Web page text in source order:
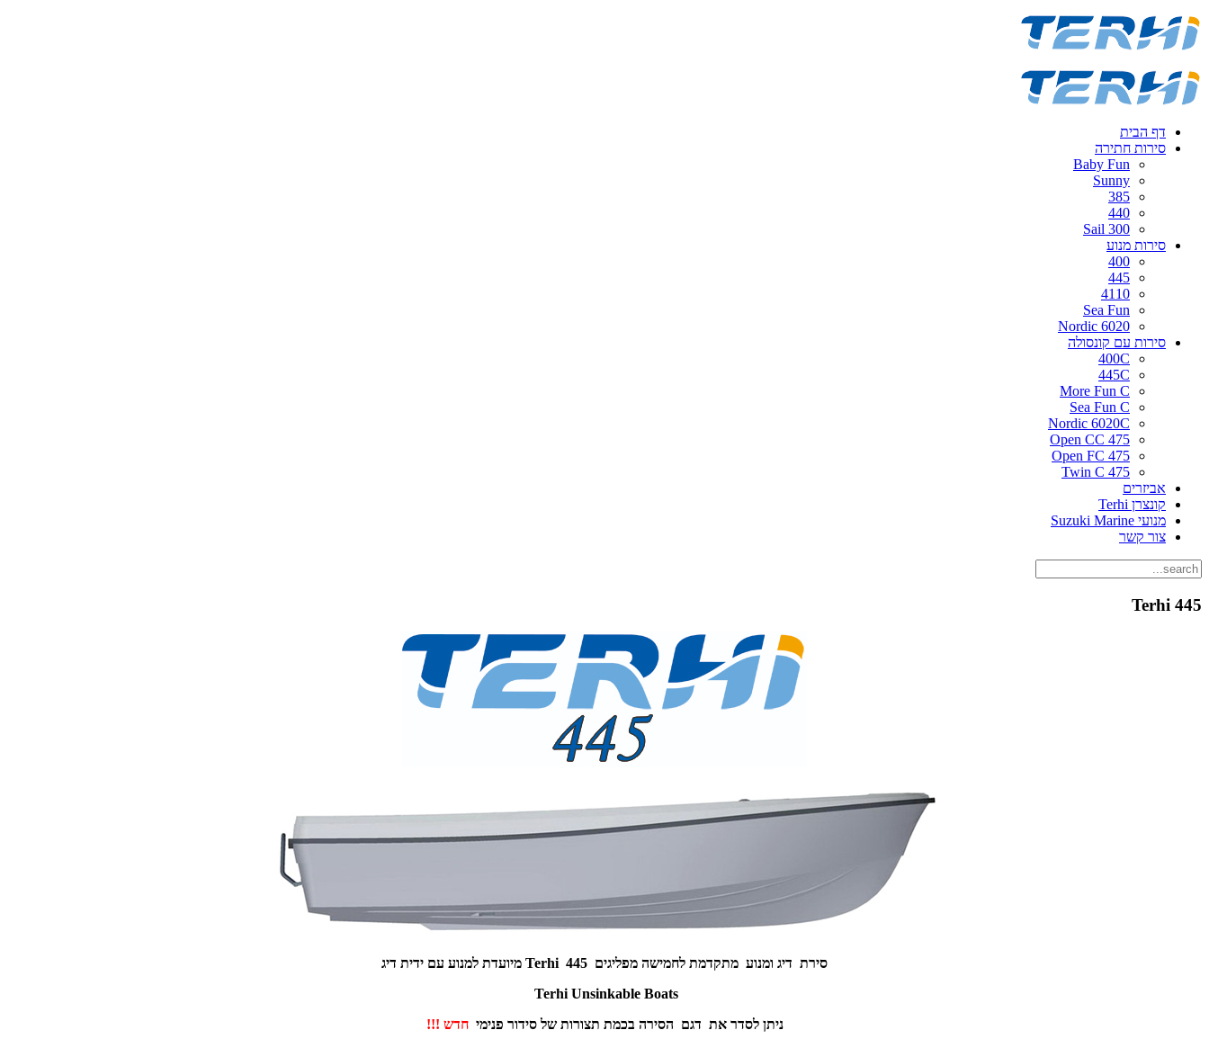
דף הבית
סירות חתירה
Baby Fun
Sunny
385
440
Sail 300
סירות מנוע
400
445
4110
Sea Fun
Nordic 6020
סירות עם קונסולה
400C
445C
More Fun C
Sea Fun C
Nordic 6020C
475 Open CC
475 Open FC
475 Twin C
אביזרים
קונצרן Terhi
מנועי Suzuki Marine
צור קשר
Terhi 445
סירת דיג ומנוע מתקדמת לחמישה מפליגים 445 Terhi מיועדת למנוע עם ידית דיג
Terhi Unsinkable Boats
ניתן לסדר את דגם הסירה בכמת תצורות של סידור פנימיחדש !!!